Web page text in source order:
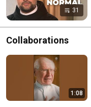
31
Collaborations
1:08